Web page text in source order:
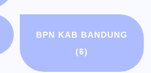
BPN KAB BANDUNG
(6)